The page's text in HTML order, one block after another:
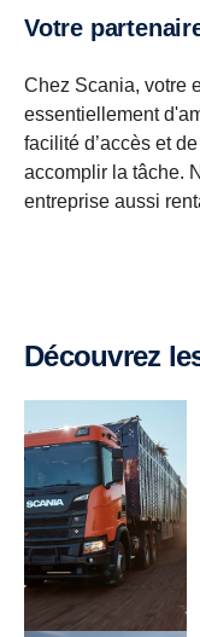
Votre
Chez Scania, votre
essentiellement
facilité d’accès et
accomplir la tâche.
entreprise aussi
Découvrez